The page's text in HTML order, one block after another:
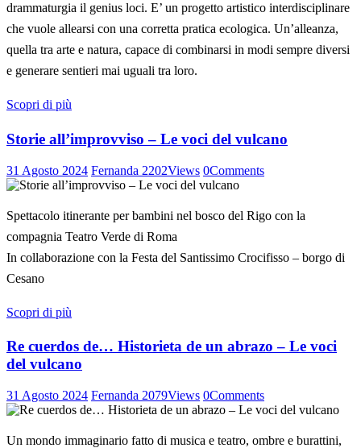
drammaturgia il genius loci. E’ un progetto artistico interdisciplinare
che vuole allearsi con una corretta pratica ecologica. Un’alleanza,
quella tra arte e natura, capace di combinarsi in modi sempre diversi
e generare sentieri mai uguali tra loro.
Scopri di più
Storie all’improvviso – Le voci del vulcano
31 Agosto 2024 Fernanda 2202Views 0Comments
Spettacolo itinerante per bambini nel bosco del Rigo con la
compagnia Teatro Verde di Roma
In collaborazione con la Festa del Santissimo Crocifisso – borgo di
Cesano
Scopri di più
Re cuerdos de… Historieta de un abrazo – Le voci
del vulcano
31 Agosto 2024 Fernanda 2079Views 0Comments
Un mondo immaginario fatto di musica e teatro, ombre e burattini,